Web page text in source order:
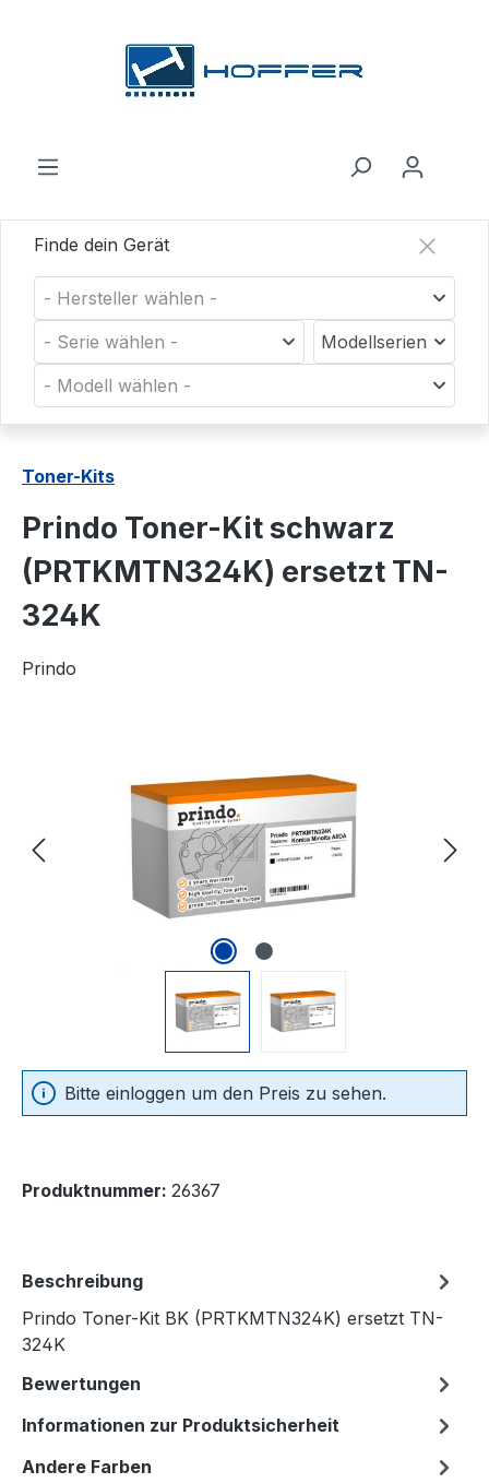
Finde dein Gerät
- Hersteller wählen -
- Serie wählen -
Modellserien
- Modell wählen -
Toner-Kits
Prindo Toner-Kit schwarz
(PRTKMTN324K) ersetzt TN-
324K
Prindo
Bitte einloggen um den Preis zu sehen.
Produktnummer: 26367
Beschreibung
Prindo Toner-Kit BK (PRTKMTN324K) ersetzt TN-
324K
Bewertungen
Informationen zur Produktsicherheit
Andere Farben